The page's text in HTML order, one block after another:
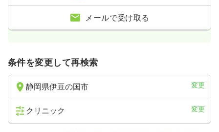
メールで受け取る
条件を変更して再検索
静岡県伊豆の国市 変更
クリニック 変更